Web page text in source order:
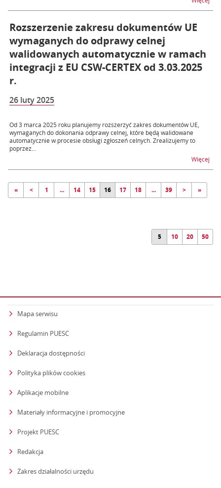
Rozszerzenie zakresu dokumentów UE
wymaganych do odprawy celnej
walidowanych automatycznie w ramach
integracji z EU CSW-CERTEX od 3.03.2025
r.
26 luty 2025
Od 3 marca 2025 roku planujemy rozszerzyć zakres dokumentów UE,
wymaganych do dokonania odprawy celnej, które będą walidowane
automatycznie w procesie obsługi zgłoszeń celnych. Zrealizujemy to
poprzez...
Więcej
« < 1 ... 14 15 16 17 18 ... 39 > »
5 10 20 50
Mapa serwisu
Regulamin PUESC
Deklaracja dostępności
Polityka plików cookies
Aplikacje mobilne
Materiały informacyjne i promocyjne
Projekt PUESC
Redakcja
Zakres działalności urzędu